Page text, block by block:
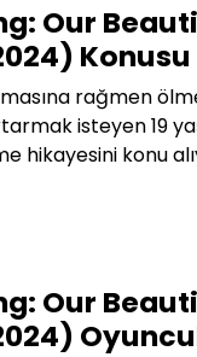
Our
Konusu
rağmen
isteyen 19
hikayesini konu
Our